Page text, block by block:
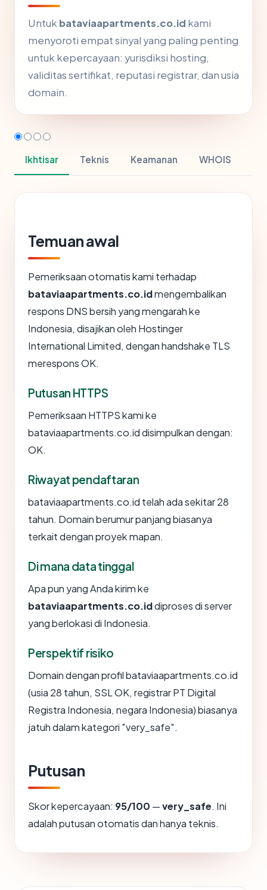
Untukbataviaapartments.co.id kami
menyoroti empat sinyal yang paling penting
untuk kepercayaan: yurisdiksi hosting,
validitas sertifikat, reputasi registrar, dan usia
domain.
Ikhtisar Teknis Keamanan WHOIS
Temuan awal
Pemeriksaan otomatis kami terhadap
bataviaapartments.co.idmengembalikan
respons DNS bersih yang mengarah ke
Indonesia, disajikan oleh Hostinger
International Limited, dengan handshake TLS
merespons OK.
Putusan HTTPS
Pemeriksaan HTTPS kami ke
bataviaapartments.co.id disimpulkan dengan:
OK.
Riwayat pendaftaran
bataviaapartments.co.id telah ada sekitar 28
tahun. Domain berumur panjang biasanya
terkait dengan proyek mapan.
Di mana data tinggal
Apa pun yang Anda kirim ke
bataviaapartments.co.iddiproses di server
yang berlokasi di Indonesia.
Perspektif risiko
Domain dengan profil bataviaapartments.co.id
(usia 28 tahun, SSL OK, registrar PT Digital
Registra Indonesia, negara Indonesia) biasanya
jatuh dalam kategori "very_safe".
Putusan
Skor kepercayaan: 95/100 —very_safe. Ini
adalah putusan otomatis dan hanya teknis.